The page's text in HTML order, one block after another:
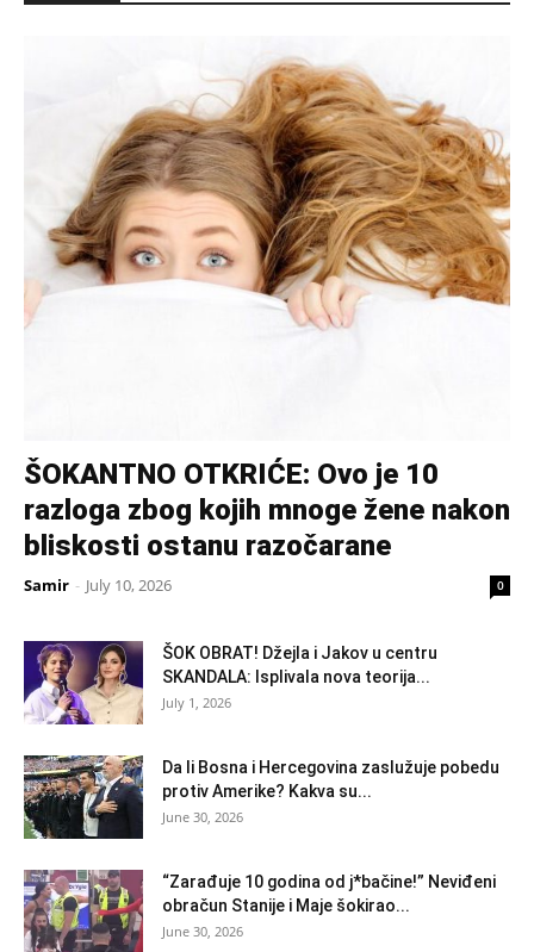
ŠOKANTNO OTKRIĆE: Ovo je 10
razloga zbog kojih mnoge žene nakon
bliskosti ostanu razočarane
Samir - July 10, 2026 0
ŠOK OBRAT! Džejla i Jakov u centru
SKANDALA: Isplivala nova teorija...
July 1, 2026
Da li Bosna i Hercegovina zaslužuje pobedu
protiv Amerike? Kakva su...
June 30, 2026
“Zarađuje 10 godina od j*bačine!” Neviđeni
obračun Stanije i Maje šokirao...
June 30, 2026